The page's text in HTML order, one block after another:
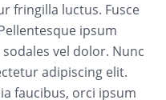
fringilla luctus. Fusce
ipsum
vel dolor. Nunc
adipiscing elit.
faucibus, orci ipsum